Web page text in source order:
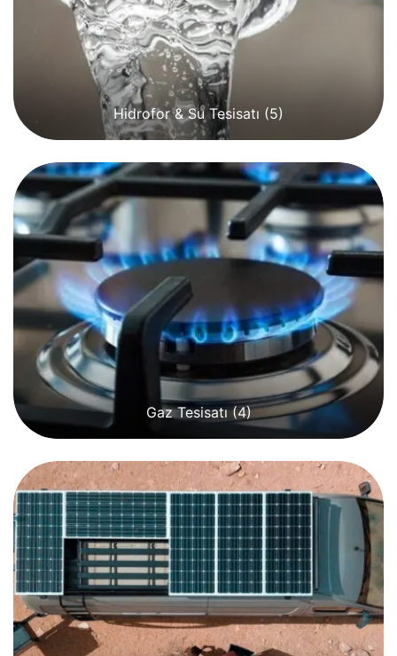
Hidrofor & Su Tesisatı (5)
Gaz Tesisatı(4)